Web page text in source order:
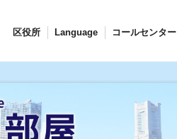
区役所 Language コールセンター